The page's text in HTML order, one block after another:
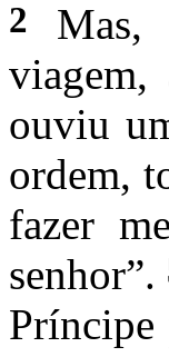
2
Mas,
ouviu
ordem,
fazer
senhor”.
Príncipe